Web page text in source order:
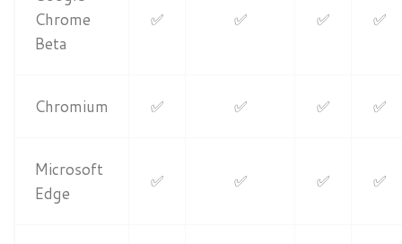
Chrome
Beta
✅ ✅ ✅ ✅
Chromium ✅ ✅ ✅ ✅
Microsoft
Edge
✅ ✅ ✅ ✅